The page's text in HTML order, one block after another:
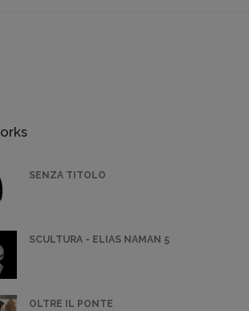
SENZA TITOLO
SCULTURA - ELIAS NAMAN 5
OLTRE IL PONTE